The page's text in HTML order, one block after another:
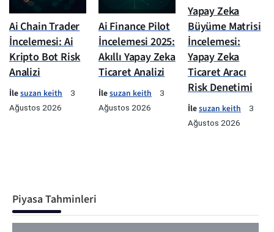
Ai Chain Trader
İncelemesi: Ai
Kripto Bot Risk
Analizi
İlesuzan keith
3
Ağustos 2026
Ai Finance Pilot
İncelemesi 2025:
Akıllı Yapay Zeka
Ticaret Analizi
İlesuzan keith
3
Ağustos 2026
Yapay Zeka
Büyüme Matrisi
İncelemesi:
Yapay Zeka
Ticaret Aracı
Risk Denetimi
İlesuzan keith
3
Ağustos 2026
Piyasa Tahminleri